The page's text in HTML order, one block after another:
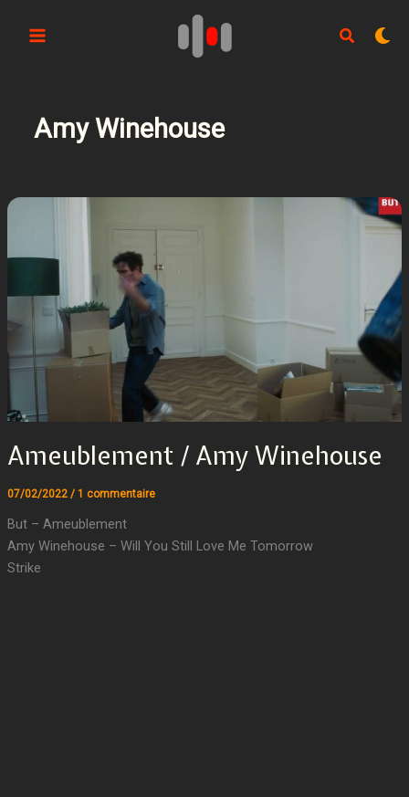
Amy Winehouse
Ameublement / Amy Winehouse
07/02/2022 / 1 commentaire
But – Ameublement
Amy Winehouse – Will You Still Love Me Tomorrow
Strike